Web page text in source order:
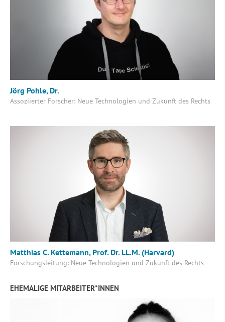
Jörg Pohle, Dr.
Assoziierter Forscher: Neue Technologien und Zukunft des Rechts
Matthias C. Kettemann, Prof. Dr. LL.M. (Harvard)
Forschungsleitung: Neue Technologien und Zukunft des Rechts
EHEMALIGE MITARBEITER*INNEN